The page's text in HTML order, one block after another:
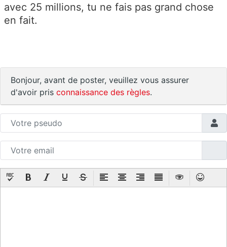
avec 25 millions, tu ne fais pas grand chose
en fait.
Bonjour, avant de poster, veuillez vous assurer
d'avoir pris connaissance des règles.